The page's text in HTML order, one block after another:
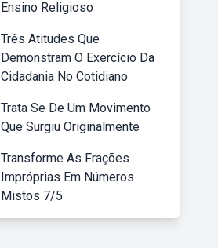
Ensino Religioso
Três Atitudes Que
Demonstram O Exercício Da
Cidadania No Cotidiano
Trata Se De Um Movimento
Que Surgiu Originalmente
Transforme As Frações
Impróprias Em Números
Mistos 7/5